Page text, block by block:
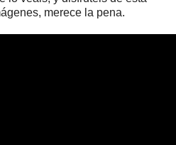
merece la pena.